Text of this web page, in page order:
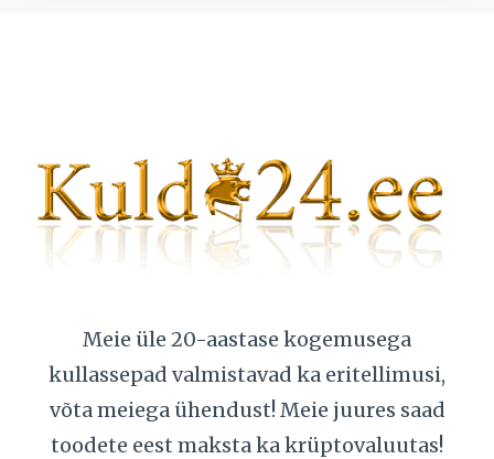
Meie üle 20-aastase kogemusega
kullassepad valmistavad ka eritellimusi,
võta meiega ühendust! Meie juures saad
toodete eest maksta ka krüptovaluutas!